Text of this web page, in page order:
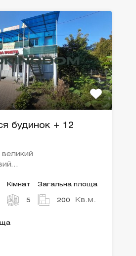
будинок + 12
Кімнат
5
Загальна площа
200 Кв.м.